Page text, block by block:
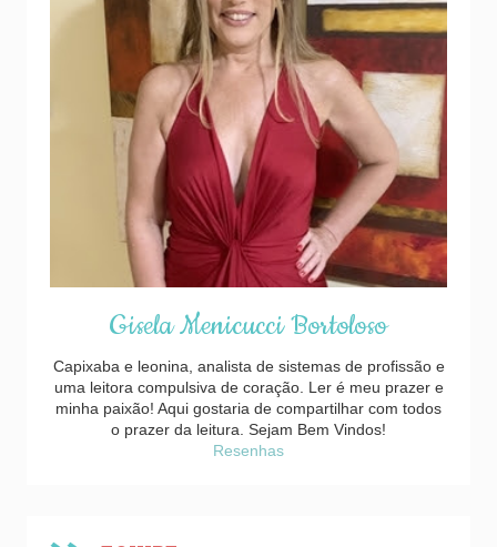
Gisela Menicucci Bortoloso
Capixaba e leonina, analista de sistemas de profissão e
uma leitora compulsiva de coração. Ler é meu prazer e
minha paixão! Aqui gostaria de compartilhar com todos
o prazer da leitura. Sejam Bem Vindos!
Resenhas